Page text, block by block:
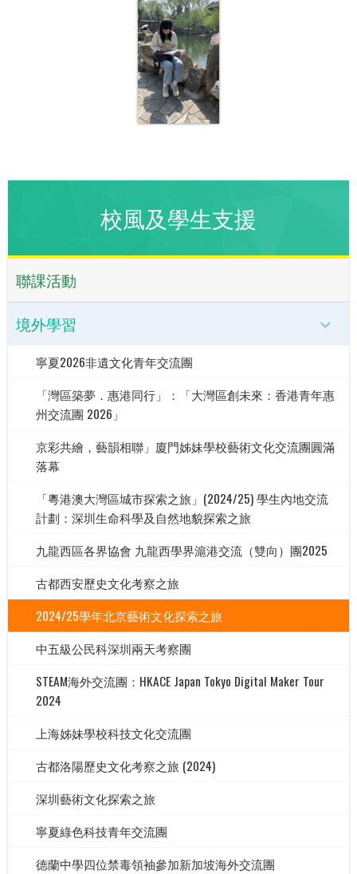
校風及學生支援
聯課活動
境外學習
寧夏2026非遺文化青年交流團
「灣區築夢．惠港同行」：「大灣區創未來：香港青年惠
州交流團 2026」
京彩共繪，藝韻相聯」廈門姊妹學校藝術文化交流團圓滿
落幕
「粵港澳大灣區城市探索之旅」(2024/25) 學生內地交流
計劃：深圳生命科學及自然地貌探索之旅
九龍西區各界協會 九龍西學界滬港交流（雙向）團2025
古都西安歷史文化考察之旅
2024/25學年北京藝術文化探索之旅
中五級公民科深圳兩天考察團
STEAM海外交流團：HKACE Japan Tokyo Digital Maker Tour
2024
上海姊妹學校科技文化交流團
古都洛陽歷史文化考察之旅 (2024)
深圳藝術文化探索之旅
寧夏綠色科技青年交流團
德蘭中學四位禁毒領袖參加新加坡海外交流團